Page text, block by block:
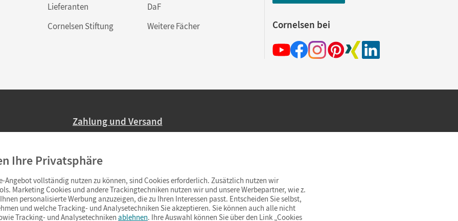
Lieferanten
Cornelsen Stiftung
DaF
Weitere Fächer
Cornelsen bei
Zahlung und Versand
Ab 59,– EUR Bestellwert liefern wir versandkostenfrei innerhalb Deutschlands
(Lieferung in 3–6 Tagen).
Ihre Privatsphäre
Angebot vollständig nutzen zu können, sind Cookies erforderlich. Zusätzlich nutzen wir
Marketing Cookies und andere Trackingtechniken nutzen wir und unsere Werbepartner, wie z.
personalisierte Werbung anzuzeigen, die zu Ihren Interessen passt. Entscheiden Sie selbst,
und welche Tracking- und Analysetechniken Sie akzeptieren. Sie können auch alle nicht
Tracking- und Analysetechniken ablehnen. Ihre Auswahl können Sie über den Link „Cookies